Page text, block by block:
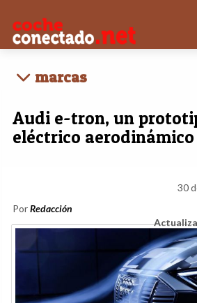
marcas
Audi e-tron, un
eléctrico aerodinámico
30
PorRedacción